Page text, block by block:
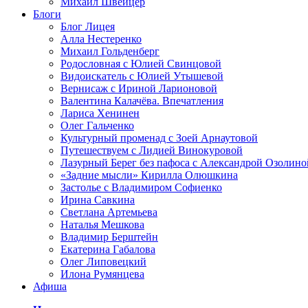
Блоги
Блог Лицея
Алла Нестеренко
Михаил Гольденберг
Родословная с Юлией Свинцовой
Видоискатель с Юлией Утышевой
Вернисаж с Ириной Ларионовой
Валентина Калачёва. Впечатления
Лариса Хенинен
Олег Гальченко
Культурный променад с Зоей Арнаутовой
Путешествуем с Лидией Винокуровой
Лазурный Берег без пафоса с Александрой
«Задние мысли» Кирилла Олюшкина
Застолье с Владимиром Софиенко
Ирина Савкина
Светлана Артемьева
Наталья Мешкова
Владимир Берштейн
Екатерина Габалова
Олег Липовецкий
Илона Румянцева
Афиша